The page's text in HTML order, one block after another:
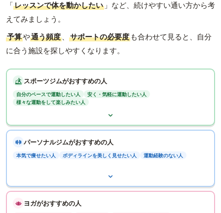
「レッスンで体を動かしたい 」など、続けやすい通い方から考
えてみましょう。
予算や通う頻度 、 サポートの必要度 も合わせて見ると、自分
に合う施設を探しやすくなります。
スポーツジムがおすすめの人
自分のペースで運動したい人
安く・気軽に運動したい人
様々な運動をして楽しみたい人
パーソナルジムがおすすめの人
本気で痩せたい人 ボディラインを美しく見せたい人 運動経験のない人
ヨガがおすすめの人